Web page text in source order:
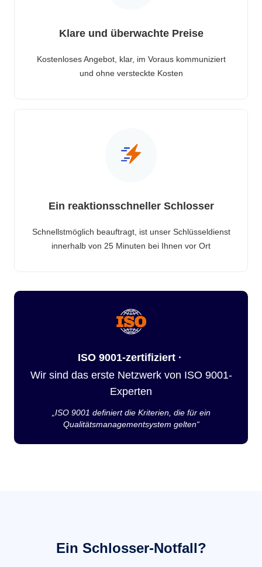
Klare und überwachte Preise
Kostenloses Angebot, klar, im Voraus kommuniziert
und ohne versteckte Kosten
Ein reaktionsschneller Schlosser
Schnellstmöglich beauftragt, ist unser Schlüsseldienst
innerhalb von 25 Minuten bei Ihnen vor Ort
ISO 9001-zertifiziert ·
Wir sind das erste Netzwerk von ISO 9001-
Experten
„ISO 9001 definiert die Kriterien, die für ein
Qualitätsmanagementsystem gelten“
Ein Schlosser-Notfall?